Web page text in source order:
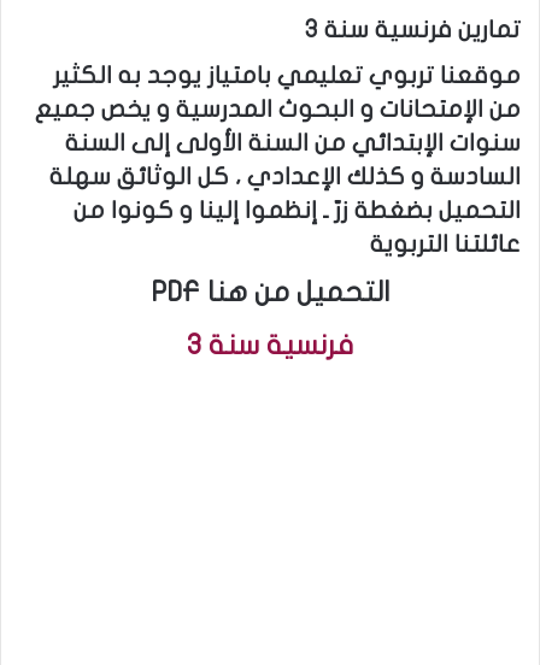
تمارين فرنسية سنة 3
موقعنا تربوي تعليمي بامتياز يوجد به الكثير
من الإمتحانات و البحوث المدرسية و يخص جميع
سنوات الإبتدائي من السنة الأولى إلى السنة
السادسة و كذلك الإعدادي ، كل الوثائق سهلة
التحميل بضغطة زرّ ـ إنظموا إلينا و كونوا من
عائلتنا التربوية
PDF التحميل من هنا
فرنسية سنة 3